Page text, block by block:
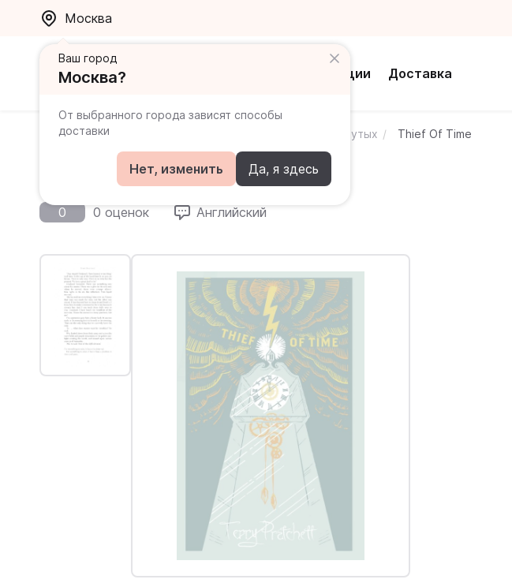
Москва
Акции Доставка
Ваш город
Москва?
От выбранного города зависят способы
доставки
Нет, изменить Да, я здесь
Главная Каталог Книги на английском для продвинутых Thief Of Time
Thief Of Time
0 0 оценок Английский